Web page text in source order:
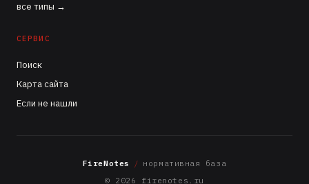
все типы →
СЕРВИС
Поиск
Карта сайта
Если не нашли
FireNotes / нормативная база
© 2026 firenotes.ru